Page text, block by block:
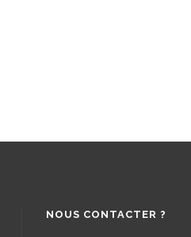
NOUS CONTACTER ?